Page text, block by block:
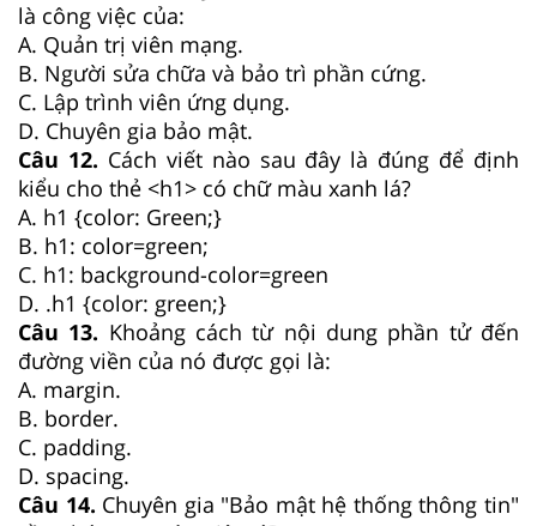
là công việc của:
A. Quản trị viên mạng.
B. Người sửa chữa và bảo trì phần cứng.
C. Lập trình viên ứng dụng.
D. Chuyên gia bảo mật.
Câu 12. Cách viết nào sau đây là đúng để định
kiểu cho thẻ <h1> có chữ màu xanh lá?
A. h1 {color: Green;}
B. h1: color=green;
C. h1: background-color=green
D. .h1 {color: green;}
Câu 13. Khoảng cách từ nội dung phần tử đến
đường viền của nó được gọi là:
A. margin.
B. border.
C. padding.
D. spacing.
Câu 14. Chuyên gia "Bảo mật hệ thống thông tin"